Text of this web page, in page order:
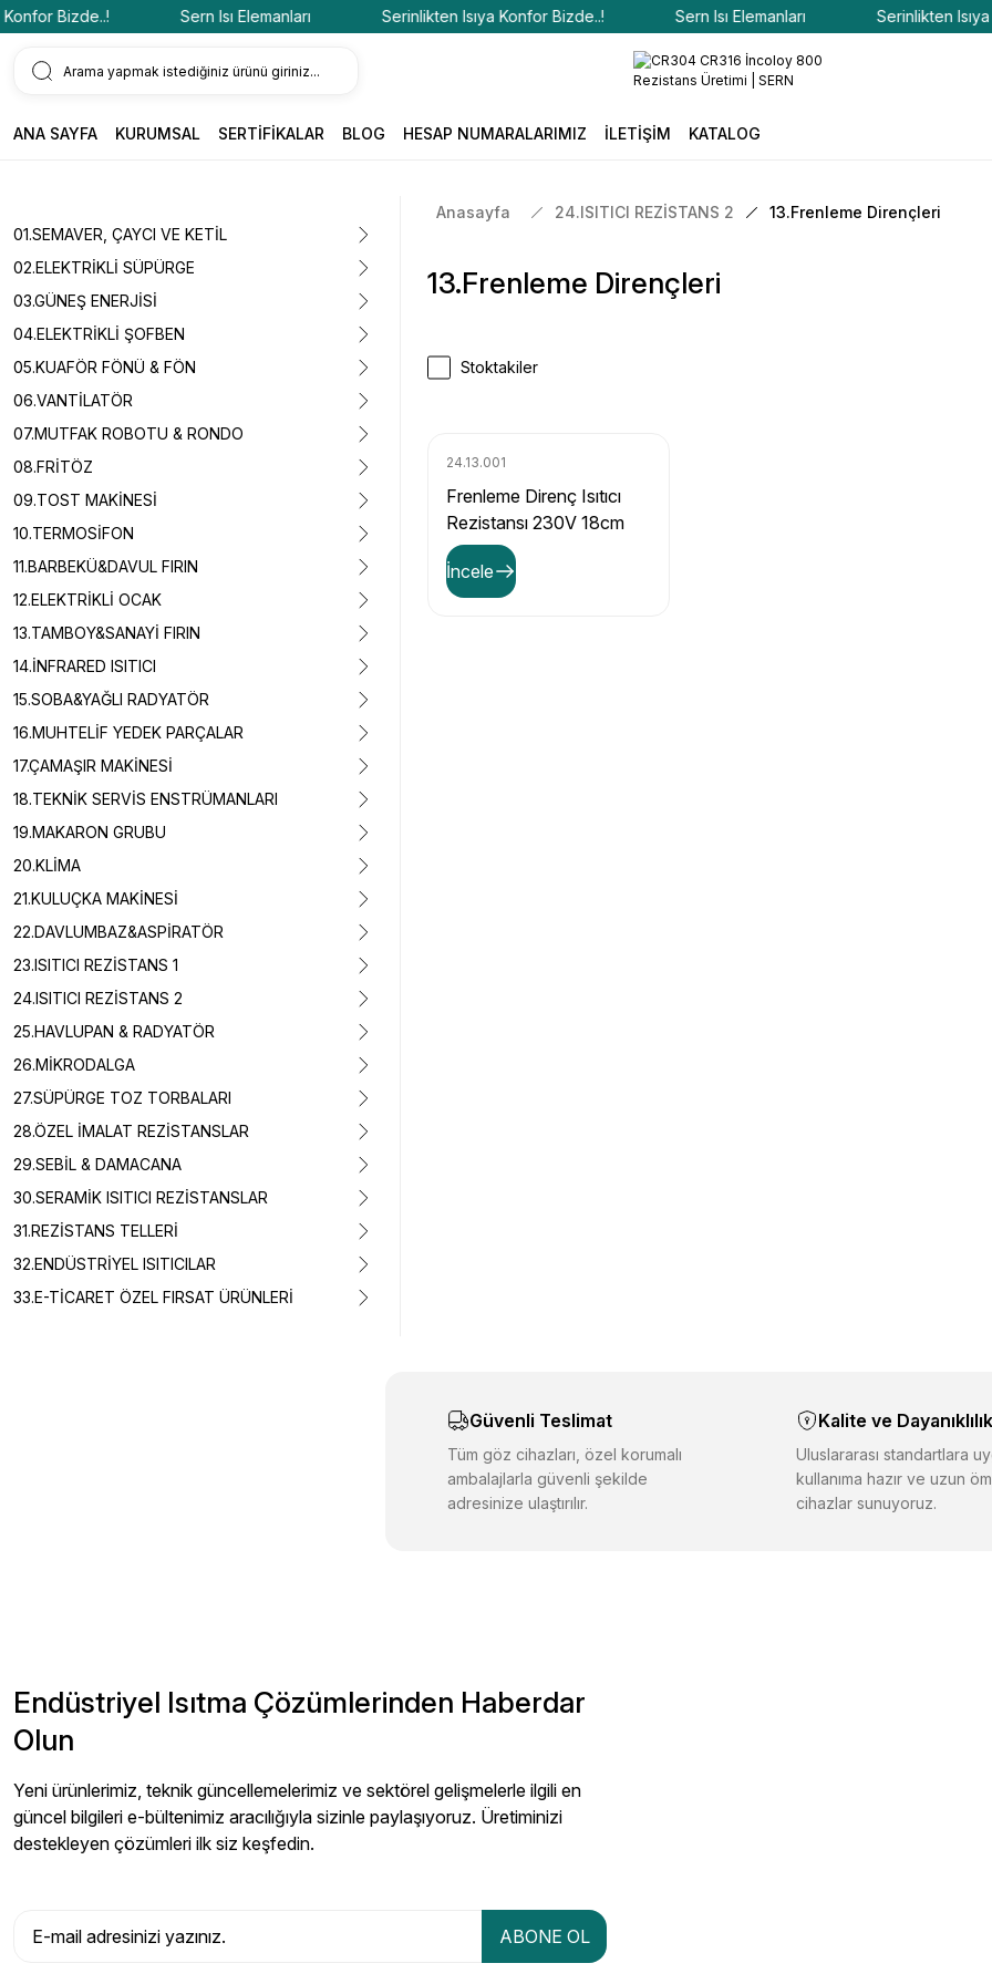
Bizde..! Sern Isı Elemanları Serinlikten Isıya Konfor Bizde..! Sern Isı Elemanları Serinlikten Isıya
ANA SAYFA KURUMSAL SERTİFİKALAR BLOG HESAP NUMARALARIMIZ İLETİŞİM KATALOG
01.SEMAVER, ÇAYCI VE KETİL
02.ELEKTRİKLİ SÜPÜRGE
03.GÜNEŞ ENERJİSİ
04.ELEKTRİKLİ ŞOFBEN
05.KUAFÖR FÖNÜ & FÖN
06.VANTİLATÖR
07.MUTFAK ROBOTU & RONDO
08.FRİTÖZ
09.TOST MAKİNESİ
10.TERMOSİFON
11.BARBEKÜ&DAVUL FIRIN
12.ELEKTRİKLİ OCAK
13.TAMBOY&SANAYİ FIRIN
14.İNFRARED ISITICI
15.SOBA&YAĞLI RADYATÖR
16.MUHTELİF YEDEK PARÇALAR
17.ÇAMAŞIR MAKİNESİ
18.TEKNİK SERVİS ENSTRÜMANLARI
19.MAKARON GRUBU
20.KLİMA
21.KULUÇKA MAKİNESİ
22.DAVLUMBAZ&ASPİRATÖR
23.ISITICI REZİSTANS 1
24.ISITICI REZİSTANS 2
25.HAVLUPAN & RADYATÖR
26.MİKRODALGA
27.SÜPÜRGE TOZ TORBALARI
28.ÖZEL İMALAT REZİSTANSLAR
29.SEBİL & DAMACANA
30.SERAMİK ISITICI REZİSTANSLAR
31.REZİSTANS TELLERİ
32.ENDÜSTRİYEL ISITICILAR
33.E-TİCARET ÖZEL FIRSAT ÜRÜNLERİ
Anasayfa 24.ISITICI REZİSTANS 2 13.Frenleme Dirençleri
13.Frenleme Dirençleri
Stoktakiler
24.13.001
Frenleme Direnç Isıtıcı
Rezistansı 230V 18cm
CR304 4,5mm
İncele
Güvenli Teslimat
Tüm göz cihazları, özel korumalı
ambalajlarla güvenli şekilde
adresinize ulaştırılır.
Kalite ve Dayanıklılık
Uluslararası standartlara
kullanıma hazır ve uzun
cihazlar sunuyoruz.
Endüstriyel Isıtma Çözümlerinden Haberdar
Olun
Yeni ürünlerimiz, teknik güncellemelerimiz ve sektörel gelişmelerle ilgili en
güncel bilgileri e-bültenimiz aracılığıyla sizinle paylaşıyoruz. Üretiminizi
destekleyen çözümleri ilk siz keşfedin.
ABONE OL